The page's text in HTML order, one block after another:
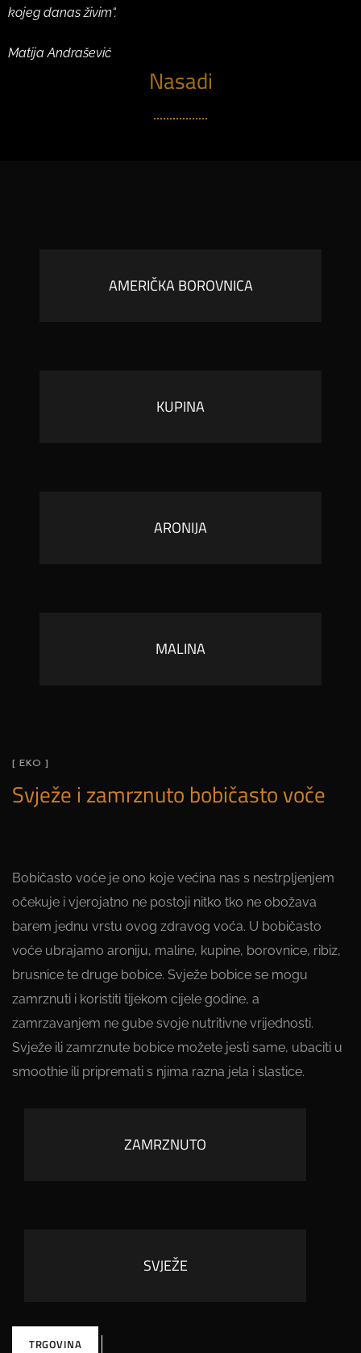
kojeg danas živim“.
Matija Andrašević
Nasadi
AMERIČKA BOROVNICA
KUPINA
ARONIJA
MALINA
[ EKO ]
Svježe i zamrznuto bobičasto voče
Bobičasto voće je ono koje većina nas s nestrpljenjem
očekuje i vjerojatno ne postoji nitko tko ne obožava
barem jednu vrstu ovog zdravog voća. U bobičasto
voće ubrajamo aroniju, maline, kupine, borovnice, ribiz,
brusnice te druge bobice. Svježe bobice se mogu
zamrznuti i koristiti tijekom cijele godine, a
zamrzavanjem ne gube svoje nutritivne vrijednosti.
Svježe ili zamrznute bobice možete jesti same, ubaciti u
smoothie ili pripremati s njima razna jela i slastice.
ZAMRZNUTO
SVJEŽE
TRGOVINA